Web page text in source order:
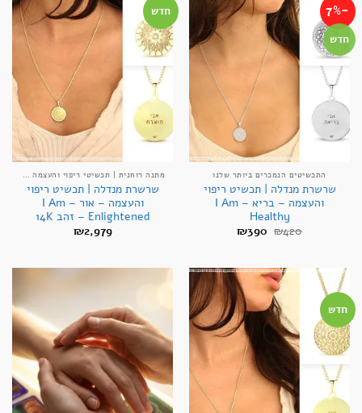
-7%
חדש
התכשיטים הנמכרים ביותר שלנו
שרשרת מנדלה | תכשיט ריפוי
והעצמה – בריא – I Am
Healthy
₪420 המחיר
המקורי
₪390 המחיר
חדש
מתנה רוחנית | תכשיטי ריפוי והעצמה אנרגטיים
שרשרת מנדלה | תכשיט ריפוי
והעצמה – אור – I Am
Enlightened – זהב 14K
₪2,979
חדש